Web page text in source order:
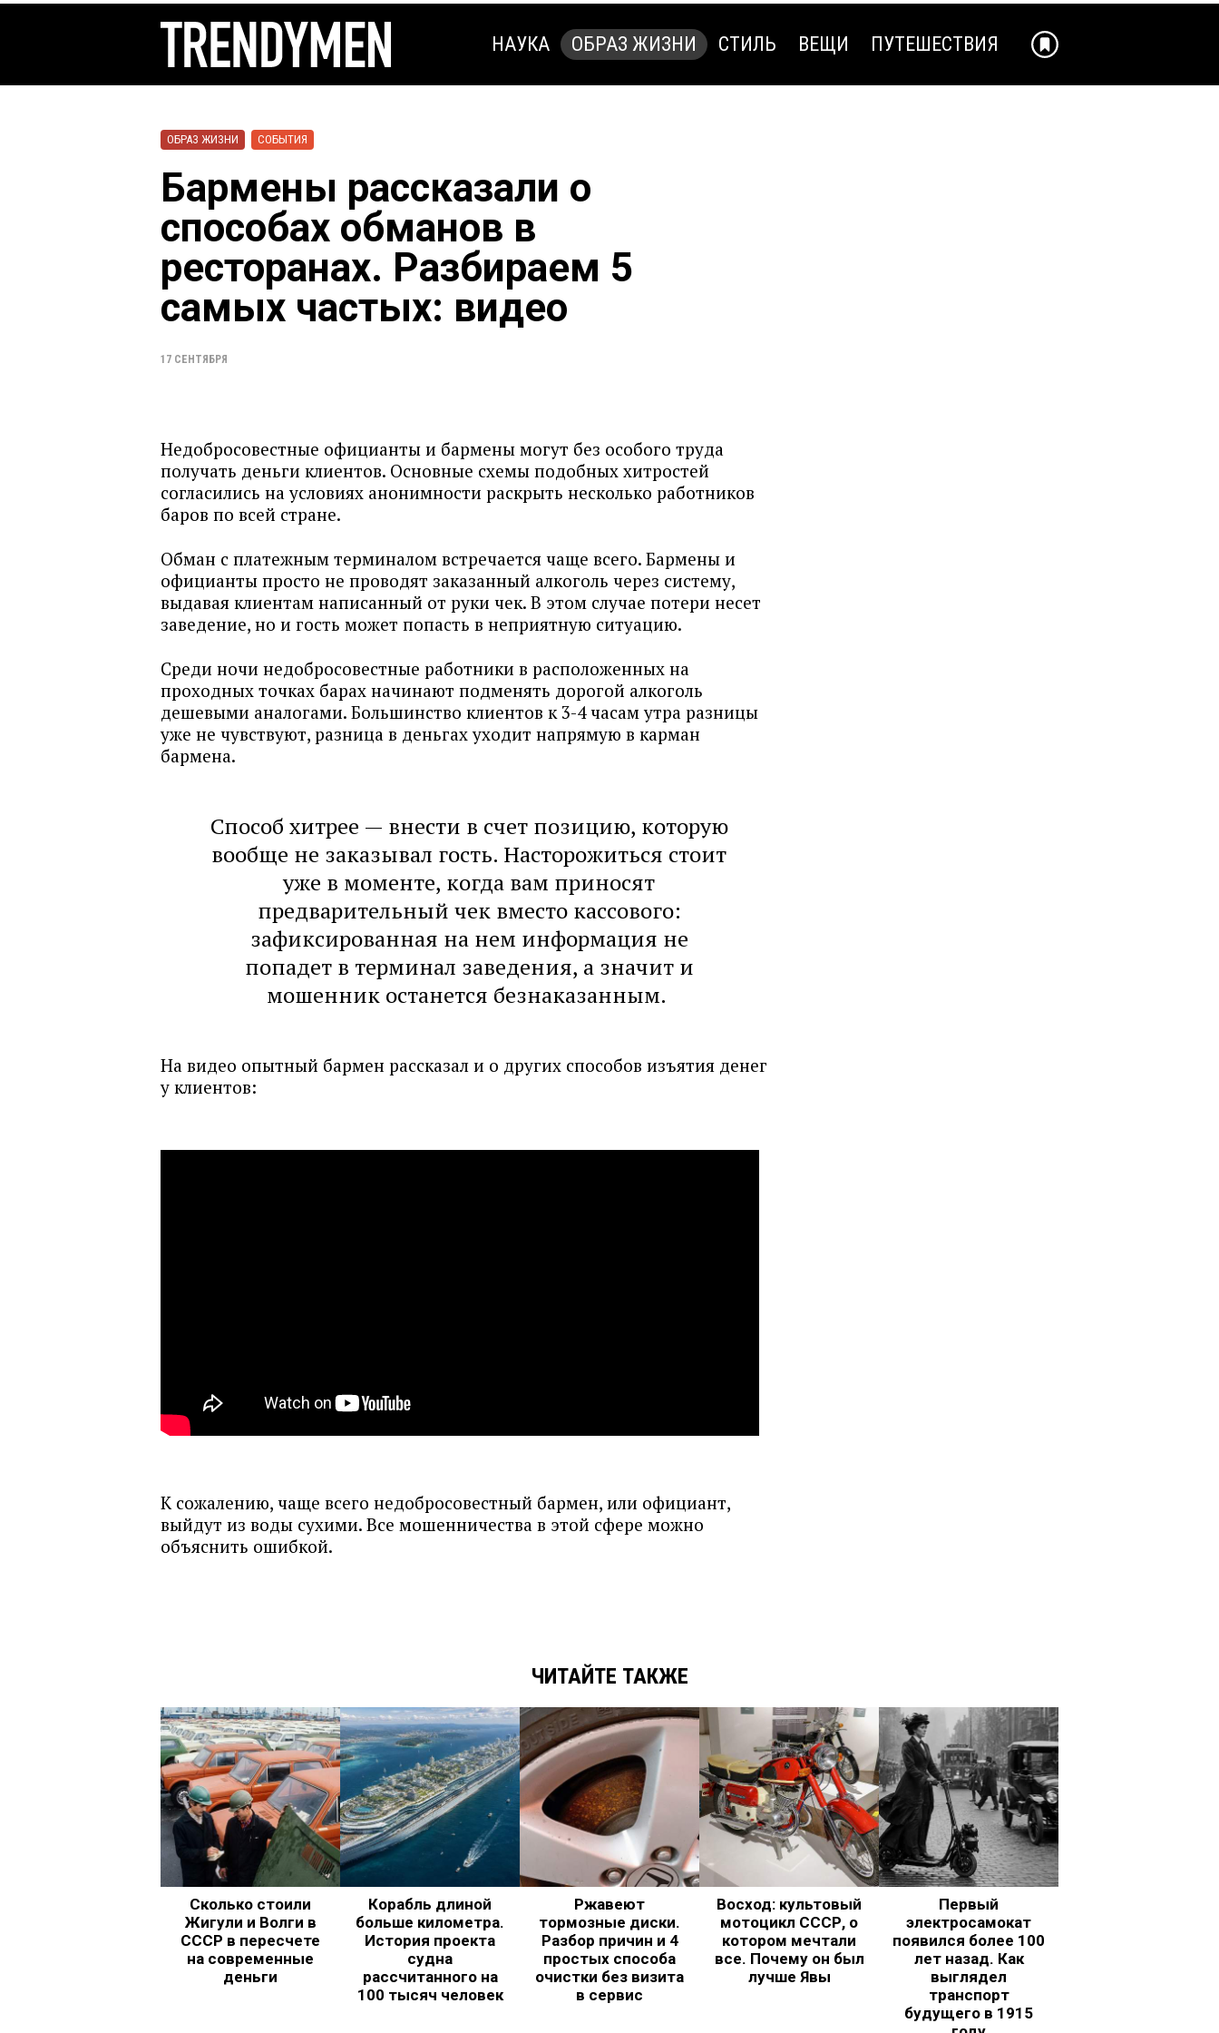
НАУКА ОБРАЗ ЖИЗНИ СТИЛЬ ВЕЩИ ПУТЕШЕСТВИЯ
ОБРАЗ ЖИЗНИ СОБЫТИЯ
Бармены рассказали о
способах обманов в
ресторанах. Разбираем 5
самых частых: видео
17 СЕНТЯБРЯ
Недобросовестные официанты и бармены могут без особого труда
получать деньги клиентов. Основные схемы подобных хитростей
согласились на условиях анонимности раскрыть несколько работников
баров по всей стране.
Обман с платежным терминалом встречается чаще всего. Бармены и
официанты просто не проводят заказанный алкоголь через систему,
выдавая клиентам написанный от руки чек. В этом случае потери несет
заведение, но и гость может попасть в неприятную ситуацию.
Среди ночи недобросовестные работники в расположенных на
проходных точках барах начинают подменять дорогой алкоголь
дешевыми аналогами. Большинство клиентов к 3-4 часам утра разницы
уже не чувствуют, разница в деньгах уходит напрямую в карман
бармена.
Способ хитрее — внести в счет позицию, которую
вообще не заказывал гость. Насторожиться стоит
уже в моменте, когда вам приносят
предварительный чек вместо кассового:
зафиксированная на нем информация не
попадет в терминал заведения, а значит и
мошенник останется безнаказанным.
На видео опытный бармен рассказал и о других способов изъятия денег
у клиентов:
К сожалению, чаще всего недобросовестный бармен, или официант,
выйдут из воды сухими. Все мошенничества в этой сфере можно
объяснить ошибкой.
ЧИТАЙТЕ ТАКЖЕ
Сколько стоили
Жигули и Волги в
СССР в пересчете
на современные
деньги
Корабль длиной
больше километра.
История проекта
судна
рассчитанного на
100 тысяч человек
Ржавеют
тормозные диски.
Разбор причин и 4
простых способа
очистки без визита
в сервис
Восход: культовый
мотоцикл СССР, о
котором мечтали
все. Почему он был
лучше Явы
Первый
электросамокат
появился более 100
лет назад. Как
выглядел
транспорт
будущего в 1915